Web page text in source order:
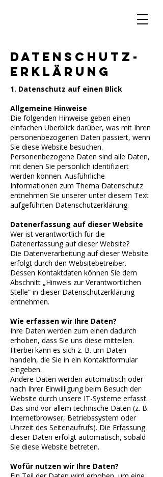
Datenschutz­
erklärung
1. Datenschutz auf einen Blick
Allgemeine Hinweise
Die folgenden Hinweise geben einen
einfachen Überblick darüber, was mit Ihren
personenbezogenen Daten passiert, wenn
Sie diese Website besuchen.
Personenbezogene Daten sind alle Daten,
mit denen Sie persönlich identifiziert
werden können. Ausführliche
Informationen zum Thema Datenschutz
entnehmen Sie unserer unter diesem Text
aufgeführten Datenschutzerklärung.
Datenerfassung auf dieser Website
Wer ist verantwortlich für die
Datenerfassung auf dieser Website?
Die Datenverarbeitung auf dieser Website
erfolgt durch den Websitebetreiber.
Dessen Kontaktdaten können Sie dem
Abschnitt „Hinweis zur Verantwortlichen
Stelle“ in dieser Datenschutzerklärung
entnehmen.
Wie erfassen wir Ihre Daten?
Ihre Daten werden zum einen dadurch
erhoben, dass Sie uns diese mitteilen.
Hierbei kann es sich z. B. um Daten
handeln, die Sie in ein Kontaktformular
eingeben.
Andere Daten werden automatisch oder
nach Ihrer Einwilligung beim Besuch der
Website durch unsere IT-Systeme erfasst.
Das sind vor allem technische Daten (z. B.
Internetbrowser, Betriebssystem oder
Uhrzeit des Seitenaufrufs). Die Erfassung
dieser Daten erfolgt automatisch, sobald
Sie diese Website betreten.
Wofür nutzen wir Ihre Daten?